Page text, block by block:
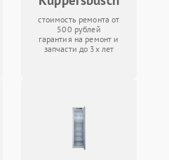
стоимость ремонта от
500 рублей
гарантия на ремонт и
запчасти до 3х лет